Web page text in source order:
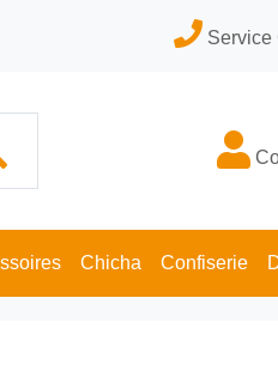
Service
Chicha Confiserie